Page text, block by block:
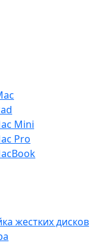
Mini
Pro
жестких дисков